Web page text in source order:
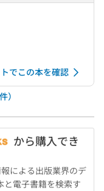
でこの本を確認
）
から購入でき
による出版業界のデ
と電子書籍を検索す